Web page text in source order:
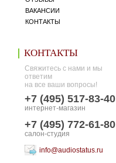
ВАКАНСИИ
КОНТАКТЫ
КОНТАКТЫ
Свяжитесь с нами и мы
ответим
на все ваши вопросы!
+7 (495) 517-83-40
интернет-магазин
+7 (495) 772-61-80
салон-студия
info@audiostatus.ru